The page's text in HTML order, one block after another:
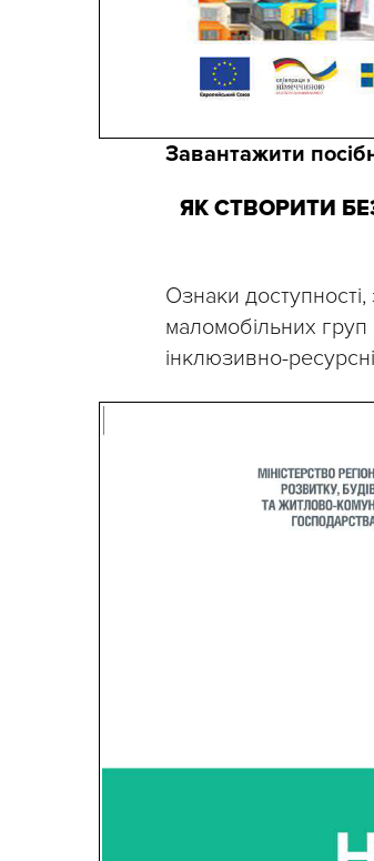
Завантажити
ЯК СТВОРИТИ
Ознаки
маломобільних груп
інклюзивно-